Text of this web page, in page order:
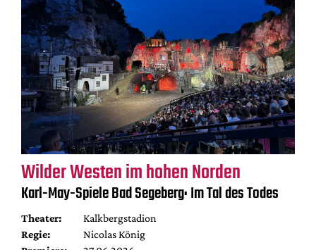
Wilder Westen im hohen Norden
Karl-May-Spiele Bad Segeberg: Im Tal des Todes
Theater:
Kalkbergstadion
Regie:
Nicolas König